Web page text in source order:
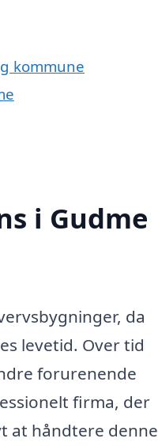
kommune
i Gudme
da
levetid. Over tid
forurenende
firma, der
at håndtere denne